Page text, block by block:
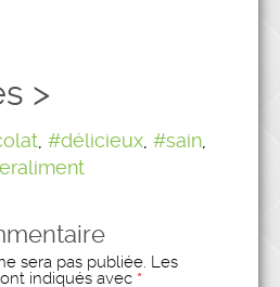
>
#délicieux #sain
sera pas publiée. Les
indiqués avec *